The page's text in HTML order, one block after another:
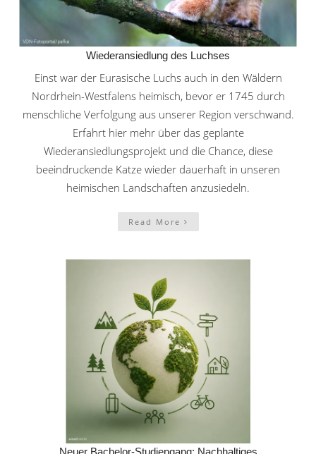
Wiederansiedlung des Luchses
Einst war der Eurasische Luchs auch in den Wäldern
Nordrhein-Westfalens heimisch, bevor er 1745 durch
menschliche Verfolgung aus unserer Region verschwand.
Erfahrt hier mehr über das geplante
Wiederansiedlungsprojekt und die Chance, diese
beeindruckende Katze wieder dauerhaft in unseren
heimischen Landschaften anzusiedeln.
Read More
Neuer Bachelor-Studiengang: Nachhaltiges